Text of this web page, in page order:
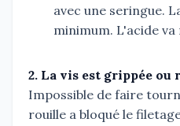
avec une seringue.
minimum. L'acide
2. La vis est grippée ou
Impossible de faire
rouille a bloqué le